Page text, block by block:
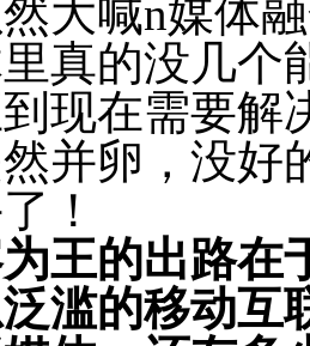
大喊n媒体
真的没几个
现在需要解
并卵，没好
！
王的出路在
滥的移动互